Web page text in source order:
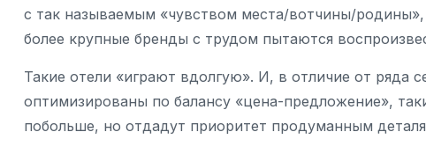
с так называемым «чувством места/вотчины/
более крупные бренды с трудом пытаются
Такие отели «играют вдолгую». И, в отличие от ряда
оптимизированы по балансу «цена-предложение»,
побольше, но отдадут приоритет продуманным